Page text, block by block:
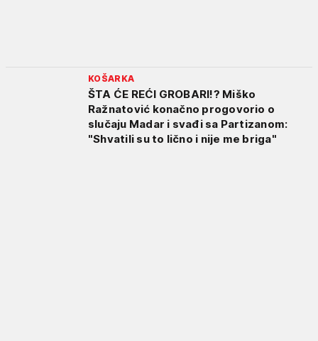
KOŠARKA
ŠTA ĆE REĆI GROBARI!? Miško
Ražnatović konačno progovorio o
slučaju Madar i svađi sa Partizanom:
"Shvatili su to lično i nije me briga"